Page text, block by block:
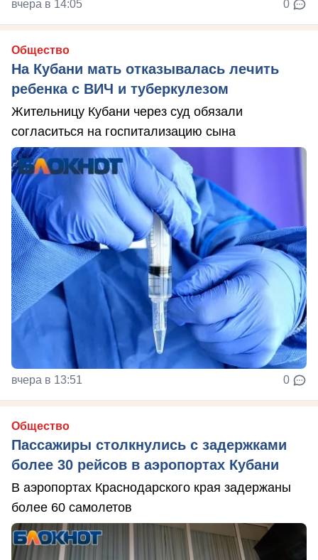
вчера в 14:05 0
Общество
На Кубани мать отказывалась лечить
ребенка с ВИЧ и туберкулезом
Жительницу Кубани через суд обязали
согласиться на госпитализацию сына
вчера в 13:51 0
Общество
Пассажиры столкнулись с задержками
более 30 рейсов в аэропортах Кубани
В аэропортах Краснодарского края задержаны
более 60 самолетов